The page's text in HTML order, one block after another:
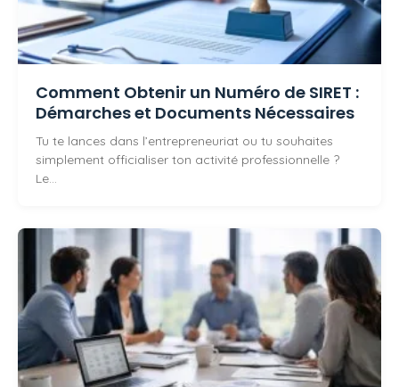
Comment Obtenir un Numéro de SIRET :
Démarches et Documents Nécessaires
Tu te lances dans l’entrepreneuriat ou tu souhaites
simplement officialiser ton activité professionnelle ?
Le…